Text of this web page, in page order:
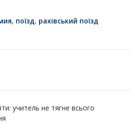
, поїзд, рахівський поїзд
учитель не тягне всього